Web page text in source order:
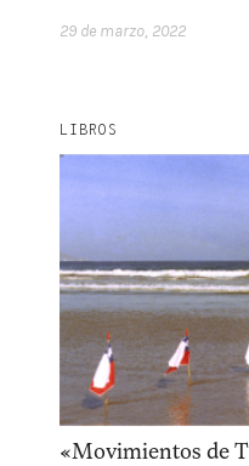
29 de marzo, 2022
LIBROS
«Movimientos de